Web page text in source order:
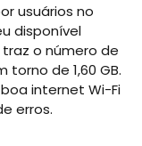
usuários no
disponível
o número de
torno de 1,60 GB.
internet Wi-Fi
erros.